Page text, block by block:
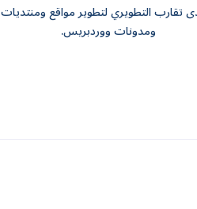
تقارب التطويري لتطوير مواقع ومنتديات
ومدونات ووردبريس.